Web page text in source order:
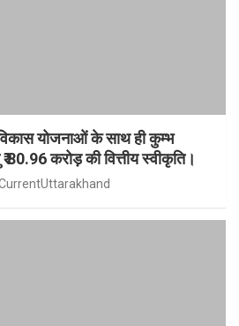
योजनाओं के साथ ही कुम्भ
80.96 करोड़ की वित्तीय स्वीकृति।